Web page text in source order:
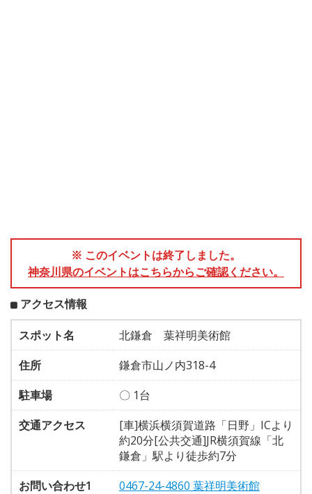
※ このイベントは終了しました。
神奈川県のイベントはこちらからご確認ください。
アクセス情報
スポット名
北鎌倉 葉祥明美術館
住所
鎌倉市山ノ内318-4
駐車場
〇 1台
交通アクセス
[車]横浜横須賀道路「日野」ICより
約20分[公共交通]JR横須賀線「北
鎌倉」駅より徒歩約7分
お問い合わせ1
0467-24-4860 葉祥明美術館